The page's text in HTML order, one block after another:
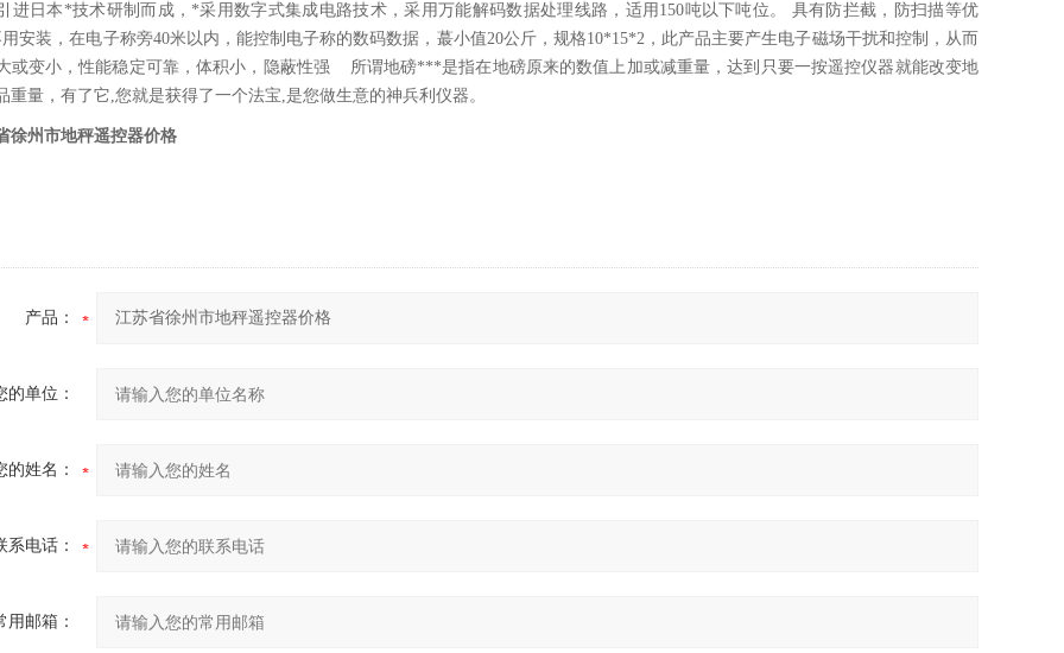
进日本*技术研制而成，*采用数字式集成电路技术，采用万能解码数据处理线路，适用150吨以下吨位。 具有防拦截，防扫描等优
安装，在电子称旁40米以内，能控制电子称的数码数据，蕞小值20公斤，规格10*15*2，此产品主要产生电子磁场干扰和控制，从而
或变小，性能稳定可靠，体积小，隐蔽性强 所谓地磅***是指在地磅原来的数值上加或减重量，达到只要一按遥控仪器就能改变地
重量，有了它,您就是获得了一个法宝,是您做生意的神兵利仪器。
徐州市地秤遥控器价格
产品：
的单位：
的姓名：
系电话：
用邮箱：